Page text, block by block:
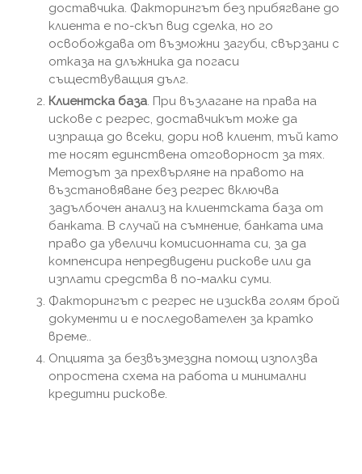
доставчика. Факторингът без прибягване до
клиента е по-скъп вид сделка, но го
освобождава от възможни загуби, свързани с
отказа на длъжника да погаси
съществуващия дълг.
Клиентска база. При възлагане на права на
искове с регрес, доставчикът може да
изпраща до всеки, дори нов клиент, тъй като
те носят единствена отговорност за тях.
Методът за прехвърляне на правото на
възстановяване без регрес включва
задълбочен анализ на клиентската база от
банката. В случай на съмнение, банката има
право да увеличи комисионната си, за да
компенсира непредвидени рискове или да
изплати средства в по-малки суми.
Факторингът с регрес не изисква голям брой
документи и е последователен за кратко
време..
Опцията за безвъзмездна помощ използва
опростена схема на работа и минимални
кредитни рискове.